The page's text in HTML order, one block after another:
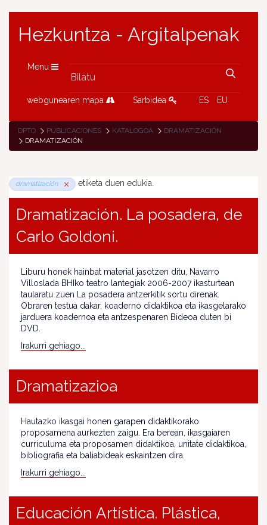
Hezkuntza - Argitalpenak
Menu
webgunearen mapa Sarbidea ES EU
DPTO PUBLICACIONES KATALOGOA
DRAMATIZACIÓN
DRAMATIZACIÓN
dramatización etiketa duen edukia.
Dramatización. La posadera, de
Carlo Goldoni.
Liburu honek hainbat material jasotzen ditu, Navarro
Villoslada BHIko teatro lantegiak 2006-2007 ikasturtean
taularatu zuen La posadera antzerkitik sortu direnak.
Obraren testua dakar, koaderno didaktikoa eta ikasgelarako
jarduera koadernoa eta antzespenaren Bideoa duten bi
DVD.
Irakurri gehiago...
Dramatizazioa
Hautazko ikasgai honen garapen didaktikorako
proposamena aurkezten zaigu. Era berean, ikasgaiaren
curriculuma eta proposamen didaktikoa, unitate didaktikoa,
bibliografia eta baliabideak eskaintzen dira.
Irakurri gehiago...
Educación Artística. Plástica,